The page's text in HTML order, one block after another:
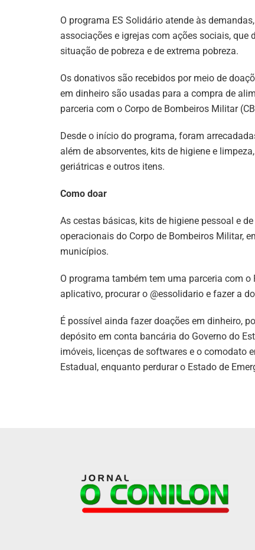
O programa ES Solidário atende às
associações e igrejas com ações sociais,
situação de pobreza e de extrema pobreza.
Os donativos são recebidos por meio de
em dinheiro são usadas para a compra de
parceria com o Corpo de Bombeiros Militar
Desde o início do programa, foram
além de absorventes, kits de higiene e
geriátricas e outros itens.
Como doar
As cestas básicas, kits de higiene pessoal e
operacionais do Corpo de Bombeiros Militar,
municípios.
O programa também tem uma parceria com
aplicativo, procurar o @essolidario e fazer a
É possível ainda fazer doações em dinheiro,
depósito em conta bancária do Governo do
imóveis, licenças de softwares e o comodato
Estadual, enquanto perdurar o Estado de